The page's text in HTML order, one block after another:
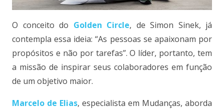
O conceito do Golden Circle, de Simon Sinek, já
contempla essa ideia: “As pessoas se apaixonam por
propósitos e não por tarefas”. O líder, portanto, tem
a missão de inspirar seus colaboradores em função
de um objetivo maior.
Marcelo de Elias, especialista em Mudanças, aborda